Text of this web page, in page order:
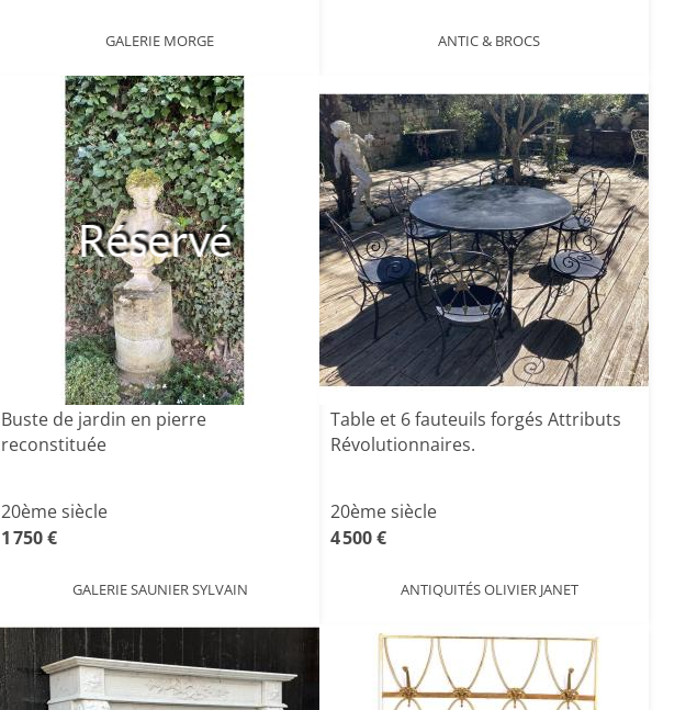
GALERIE MORGE ANTIC & BROCS
Réservé
Buste de jardin en pierre
reconstituée
20ème siècle
1 750 €
GALERIE SAUNIER SYLVAIN
Table et 6 fauteuils forgés Attributs
Révolutionnaires.
20ème siècle
4 500 €
ANTIQUITÉS OLIVIER JANET